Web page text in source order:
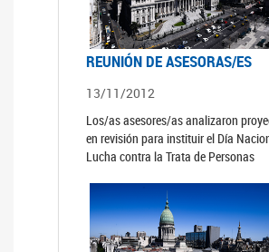
REUNIÓN DE ASESORAS/ES
13/11/2012
Los/as asesores/as analizaron
en revisión para instituir el Día
Lucha contra la Trata de Personas